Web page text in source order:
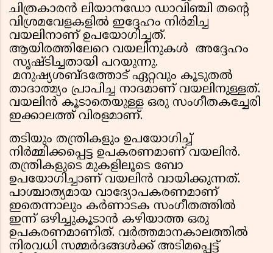
ചിത്രകാരൻ ലിയാനഡോ ഡാവിഞ്ചി തന്റെ
വിശ്രമവേളകളിൽ ഇദ്ദേഹം നിർമിച്ച
വയലിനാണ് ഉപയോഗിച്ചത്.
ആയിരത്തിലേറെ വയലിനുകൾ അദ്ദേഹം
സൃഷ്ടിച്ചതായി പറയുന്നു.
മനുഷ്യശബ്ദത്തോട് ഏറ്റവും കൂടുതൽ
താദാത്മ്യം പ്രാപിച്ച നാദമാണ് വയലിനുള്ളത്.
വയലിൻ കൂടാതെയുള്ള ഒരു സംഗീതകച്ചേരി
ഇക്കാലത്ത് വിരളമാണ്‌.
തടിയും തന്ത്രികളും ഉപയോഗിച്ച്
നിർമ്മിക്കപ്പെട്ട ഉപകരണമാണ് വയലിൻ.
തന്ത്രികളുടെ മുകളിലൂടെ ബോ
ഉപയോഗിച്ചാണ് വയലിൻ വായിക്കുന്നത്.
പാശ്ചാത്യമായ വാദ്യോപകരണമാണ്
ഇതെന്നാലും കർണാടക സംഗീതത്തിൽ
ഇന്ന് ഒഴിച്ചുകൂടാൻ കഴിയാത്ത ഒരു
ഉപകരണമാണിത്. വർത്തമാനകാലത്തിൽ
നിരവധി സമ്മർദങ്ങൾക്ക് അടിമപ്പെട്ട്